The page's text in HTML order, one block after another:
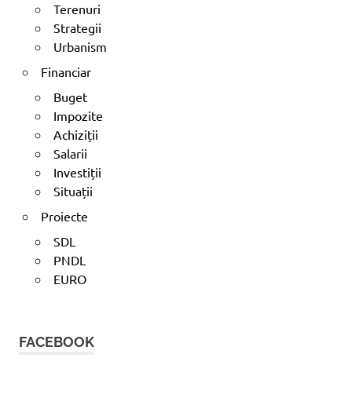
Terenuri
Strategii
Urbanism
Financiar
Buget
Impozite
Achiziții
Salarii
Investiții
Situații
Proiecte
SDL
PNDL
EURO
FACEBOOK